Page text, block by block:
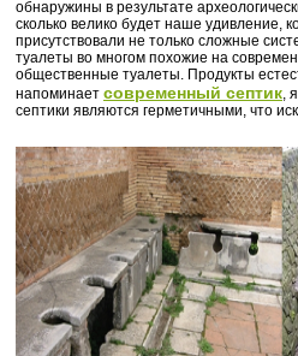
обнаружины в результате
сколько велико будет наше удивление,
присутствовали не только сложные
туалеты во многом похожие на
общественные туалеты. Продукты
напоминает современный септик,
септики являются герметичными, что